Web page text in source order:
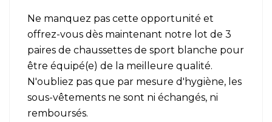
Ne manquez pas cette opportunité et
offrez-vous dès maintenant notre lot de 3
paires de chaussettes de sport blanche pour
être équipé(e) de la meilleure qualité.
N'oubliez pas que par mesure d'hygiène, les
sous-vêtements ne sont ni échangés, ni
remboursés.